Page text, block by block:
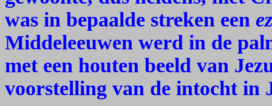
was in bepaalde streken een
Middeleeuwen werd in de
met een houten beeld van
voorstelling van de intocht in